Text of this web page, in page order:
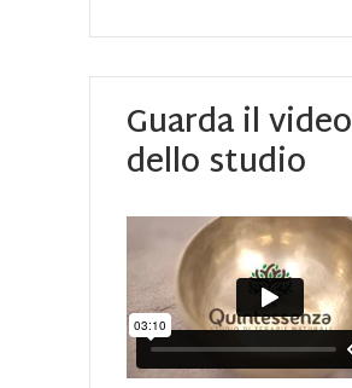
Guarda il video
dello studio